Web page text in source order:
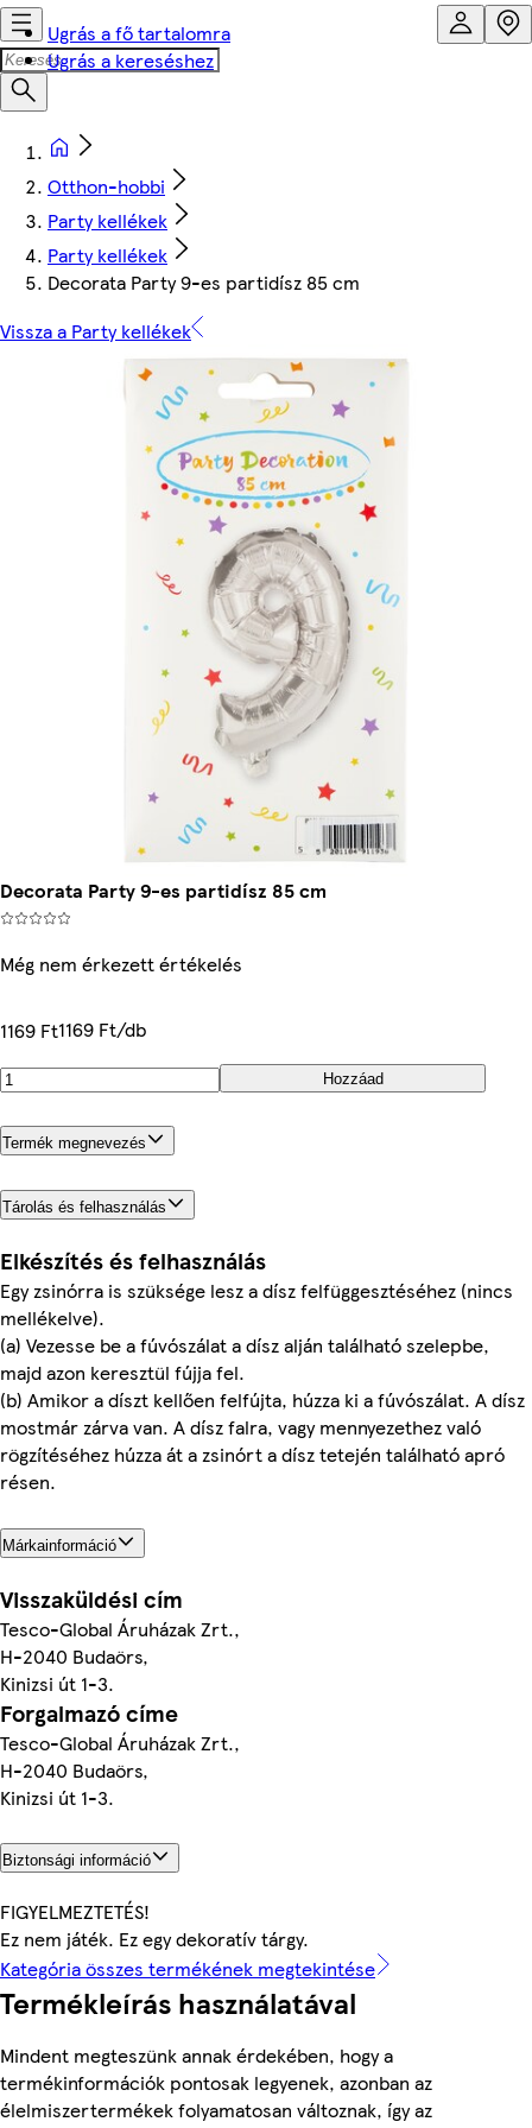
Ugrás a fő tartalomra
Ugrás a kereséshez
Otthon-hobbi
Party kellékek
Party kellékek
Decorata Party 9-es partidísz 85 cm
Vissza a Party kellékek
Decorata Party 9-es partidísz 85 cm
Még nem érkezett értékelés
1169 Ft1169 Ft/db
Hozzáad
Termék megnevezés
Tárolás és felhasználás
Elkészítés és felhasználás
Egy zsinórra is szüksége lesz a dísz felfüggesztéséhez (nincs
mellékelve).
(a) Vezesse be a fúvószálat a dísz alján található szelepbe,
majd azon keresztül fújja fel.
(b) Amikor a díszt kellően felfújta, húzza ki a fúvószálat. A dísz
mostmár zárva van. A dísz falra, vagy mennyezethez való
rögzítéséhez húzza át a zsinórt a dísz tetején található apró
résen.
Márkainformáció
Visszaküldési cím
Tesco-Global Áruházak Zrt.,
H-2040 Budaörs,
Kinizsi út 1-3.
Forgalmazó címe
Tesco-Global Áruházak Zrt.,
H-2040 Budaörs,
Kinizsi út 1-3.
Biztonsági információ
FIGYELMEZTETÉS!
Ez nem játék. Ez egy dekoratív tárgy.
Kategória összes termékének megtekintése
Termékleírás használatával
Mindent megteszünk annak érdekében, hogy a
termékinformációk pontosak legyenek, azonban az
élelmiszertermékek folyamatosan változnak, így az